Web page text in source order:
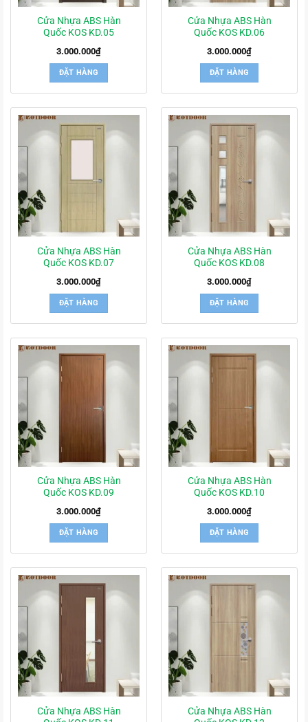
Cửa Nhựa ABS Hàn
Quốc KOS KD.05
3.000.000₫
ĐẶT HÀNG
Cửa Nhựa ABS Hàn
Quốc KOS KD.06
3.000.000₫
ĐẶT HÀNG
Cửa Nhựa ABS Hàn
Quốc KOS KD.07
3.000.000₫
ĐẶT HÀNG
Cửa Nhựa ABS Hàn
Quốc KOS KD.08
3.000.000₫
ĐẶT HÀNG
Cửa Nhựa ABS Hàn
Quốc KOS KD.09
3.000.000₫
ĐẶT HÀNG
Cửa Nhựa ABS Hàn
Quốc KOS KD.10
3.000.000₫
ĐẶT HÀNG
Cửa Nhựa ABS Hàn
Cửa Nhựa ABS Hàn